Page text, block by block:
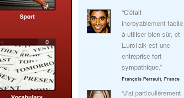
“C'était
incroyablement facile
à utiliser bien sûr, et
EuroTalk est une
entreprise fort
sympathique.”
François Perrault, France
“J'ai particulièrement